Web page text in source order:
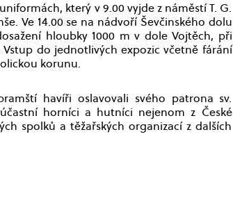
který v 9.00 vyjde z náměstí T. G.
Ve 14.00 se na nádvoří Ševčinského dolu
hloubky 1000 m v dole Vojtěch, při
do jednotlivých expozic včetně fárání
korunu.
havíři oslavovali svého patrona sv.
horníci a hutníci nejenom z České
spolků a těžařských organizací z dalších